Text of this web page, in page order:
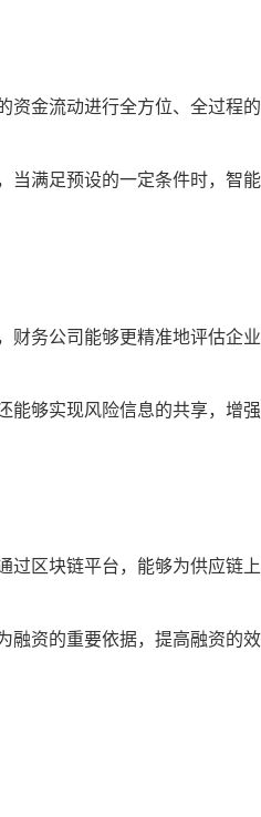
金流动进行全方位、全过程
满足预设的一定条件时，智
务公司能够更精准地评估企
够实现风险信息的共享，增
区块链平台，能够为供应链
资的重要依据，提高融资的